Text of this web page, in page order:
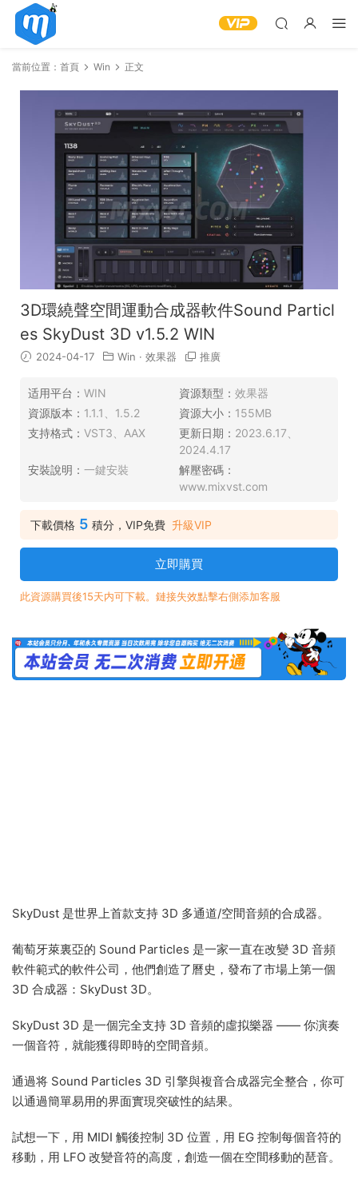
當前位置： 首頁 Win 正文
3D環繞聲空間運動合成器軟件Sound Particl
es SkyDust 3D v1.5.2 WIN
2024-04-17 Win · 效果器 推廣
适用平台： WIN 資源類型： 效果器
資源版本： 1.1.1、1.5.2 資源大小： 155MB
支持格式： VST3、AAX 更新日期： 2023.6.17、
2024.4.17
安裝說明： 一鍵安裝
解壓密碼：
www.mixvst.com
下載價格 5 積分，VIP免費 升級VIP
立即購買
此資源購買後15天内可下載。鏈接失效點擊右側添加客服
SkyDust 是世界上首款支持 3D 多通道/空間音頻的合成器。
葡萄牙萊裏亞的 Sound Particles 是一家一直在改變 3D 音頻
軟件範式的軟件公司，他們創造了曆史，發布了市場上第一個
3D 合成器：SkyDust 3D。
SkyDust 3D 是一個完全支持 3D 音頻的虛拟樂器 —— 你演奏
一個音符，就能獲得即時的空間音頻。
通過将 Sound Particles 3D 引擎與複音合成器完全整合，你可
以通過簡單易用的界面實現突破性的結果。
試想一下，用 MIDI 觸後控制 3D 位置，用 EG 控制每個音符的
移動，用 LFO 改變音符的高度，創造一個在空間移動的琶音。